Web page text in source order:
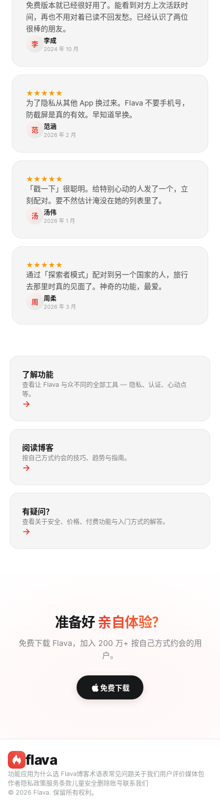
免费版本就已经很好用了。能看到对方上次活跃时
间，再也不用对着已读不回发愁。已经认识了两位
很棒的朋友。
李 李成
2024 年 10 月
★★★★★
为了隐私从其他 App 换过来。Flava 不要手机号，
防截屏是真的有效。早知道早换。
范 范涵
2026 年 2 月
★★★★★
「戳一下」很聪明。给特别心动的人发了一个，立
刻配对。要不然估计淹没在她的列表里了。
汤 汤伟
2026 年 1 月
★★★★★
通过「探索者模式」配对到另一个国家的人，旅行
去那里时真的见面了。神奇的功能，最爱。
周 周柔
2026 年 3 月
了解功能
查看让 Flava 与众不同的全部工具 –– 隐私、认证、心动点
等。
→
阅读博客
按自己方式约会的技巧、趋势与指南。
→
有疑问？
查看关于安全、价格、付费功能与入门方式的解答。
→
准备好亲自体验？
免费下载 Flava，加入 200 万+ 按自己方式约会的用
户。
免费下载
flava
功能应用为什么选 Flava博客术语表常见问题关于我们用户评价媒体包
作者隐私政策服务条款儿童安全删除账号联系我们
© 2026 Flava. 保留所有权利。